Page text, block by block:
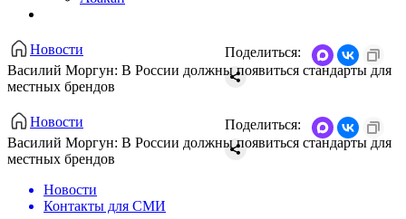
Новости
Василий Моргун: В России должны появиться стандарты для
местных брендов
Поделиться:
Новости
Василий Моргун: В России должны появиться стандарты для
местных брендов
Поделиться:
Новости
Контакты для СМИ